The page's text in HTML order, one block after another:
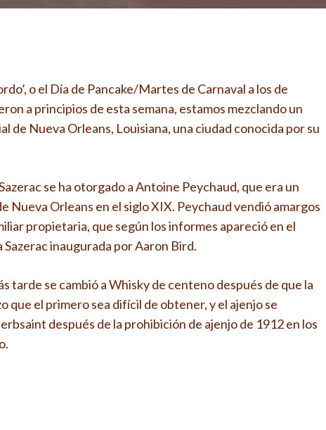
o el Día de Pancake/Martes de Carnaval a los de
a principios de esta semana, estamos mezclando un
de Nueva Orleans, Louisiana, una ciudad conocida por su
se ha otorgado a Antoine Peychaud, que era un
Nueva Orleans en el siglo XIX. Peychaud vendió amargos
propietaria, que según los informes apareció en el
inaugurada por Aaron Bird.
tarde se cambió a Whisky de centeno después de que la
que el primero sea difícil de obtener, y el ajenjo se
después de la prohibición de ajenjo de 1912 en los